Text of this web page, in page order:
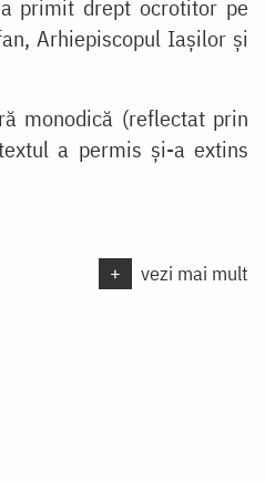
primit drept ocrotitor pe
Arhiepiscopul Iașilor și
monodică (reflectat prin
a permis și-a extins
+ vezi mai mult